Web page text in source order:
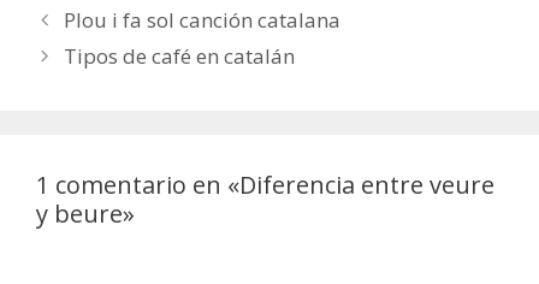
Navegación
de
entradas
Plou i fa sol canción catalana
Tipos de café en catalán
1 comentario en «Diferencia entre veure
y beure»